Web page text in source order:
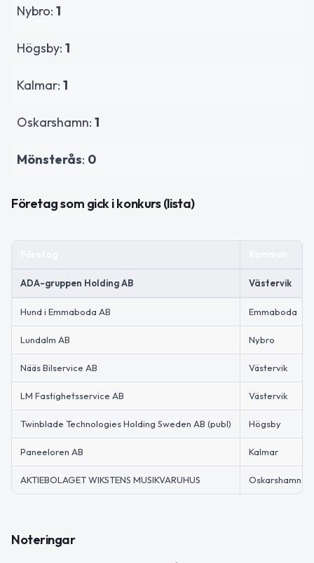
Nybro: 1
Högsby: 1
Kalmar: 1
Oskarshamn: 1
Mönsterås: 0
Företag som gick i konkurs (lista)
ADA-gruppen Holding AB Västervik
Hund i Emmaboda AB Emmaboda
Lundalm AB Nybro
Nääs Bilservice AB Västervik
LM Fastighetsservice AB Västervik
Twinblade Technologies Holding Sweden AB (publ) Högsby
Paneeloren AB Kalmar
AKTIEBOLAGET WIKSTENS MUSIKVARUHUS Oskarshamn
Noteringar